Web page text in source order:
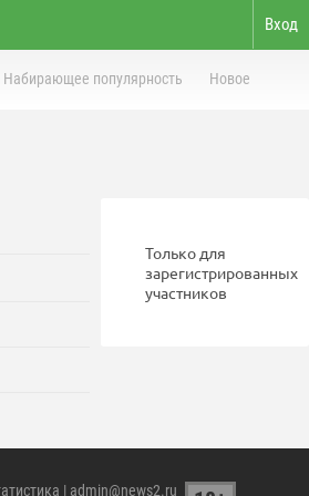
Вход
Набирающее популярность Новое
Только для
зарегистрированных
участников
| admin@news2.ru